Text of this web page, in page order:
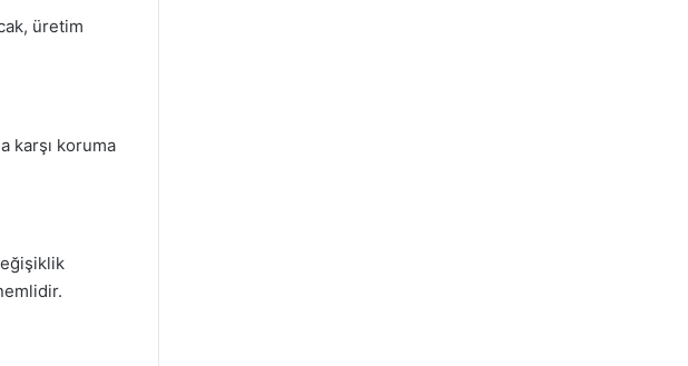
üretim
karşı koruma